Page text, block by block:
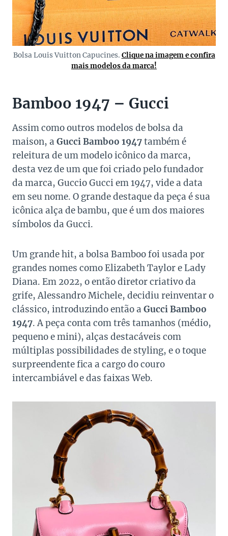
Bolsa Louis Vuitton Capucines. Clique na imagem e confira
mais modelos da marca!
Bamboo 1947 – Gucci
Assim como outros modelos de bolsa da
maison, a Gucci Bamboo 1947também é
releitura de um modelo icônico da marca,
desta vez de um que foi criado pelo fundador
da marca, Guccio Gucci em 1947, vide a data
em seu nome. O grande destaque da peça é sua
icônica alça de bambu, que é um dos maiores
símbolos da Gucci.
Um grande hit, a bolsa Bamboo foi usada por
grandes nomes como Elizabeth Taylor e Lady
Diana. Em 2022, o então diretor criativo da
grife, Alessandro Michele, decidiu reinventar o
clássico, introduzindo então a Gucci Bamboo
1947. A peça conta com três tamanhos (médio,
pequeno e mini), alças destacáveis com
múltiplas possibilidades de styling, e o toque
surpreendente fica a cargo do couro
intercambiável e das faixas Web.